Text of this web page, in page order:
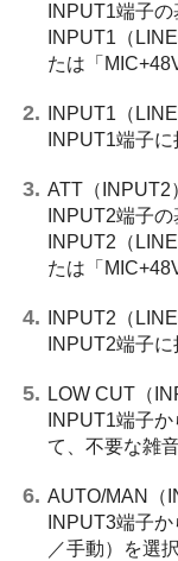
INPUT1端子
INPUT1（
たは「
INPUT1（
INPUT1端子
ATT（INPUT2
INPUT2端子
INPUT2（
たは「
INPUT2（
INPUT2端子
LOW CUT（
INPUT1端子
て、不要な雑
AUTO/MAN（
INPUT3端子
／手動）を選